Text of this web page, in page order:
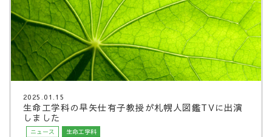
2025.01.15
生命工学科の早矢仕有子教授が札幌人図鑑TVに出演
しました
ニュース 生命工学科